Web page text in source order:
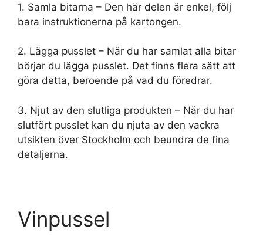
1. Samla bitarna – Den här delen är enkel, följ
bara instruktionerna på kartongen.
2. Lägga pusslet – När du har samlat alla bitar
börjar du lägga pusslet. Det finns flera sätt att
göra detta, beroende på vad du föredrar.
3. Njut av den slutliga produkten – När du har
slutfört pusslet kan du njuta av den vackra
utsikten över Stockholm och beundra de fina
detaljerna.
Vinpussel